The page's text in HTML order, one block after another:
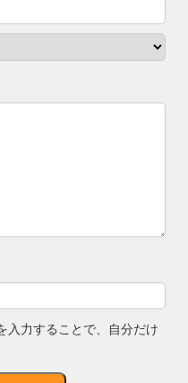
入力することで、自分だけ